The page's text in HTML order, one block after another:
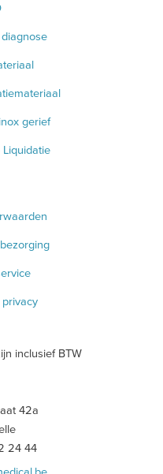
gerief
inclusief BTW
42a
24 44